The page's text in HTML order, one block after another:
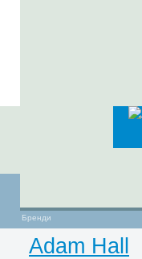
Бренди
Adam Hall